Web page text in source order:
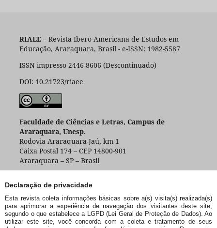
Declaração de privacidade
Esta revista coleta informações básicas sobre a(s) visita(s) realizada(s)
para aprimorar a experiência de navegação dos visitantes deste site,
segundo o que estabelece a LGPD (Lei Geral de Proteção de Dados). Ao
utilizar este site, você concorda com a coleta e tratamento de seus
RIAEE– Revista Ibero-Americana de Estudos em
Educação, Araraquara, Brasil - e-ISSN: 1982-5587
ISSN impresso 2446-8606 (Descontinuado)
DOI: 10.21723/riaee
Faculdade de Ciências e Letras, Campus de
Araraquara, Unesp.
Rodovia Araraquara-Jaú, km 1
Caixa Postal 174 – CEP 14800-901
Araraquara – SP – Brasil